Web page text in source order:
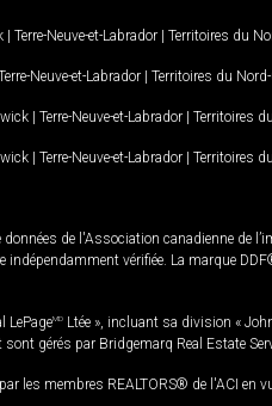
| Terre-Neuve-et-Labrador | Territoires du
Neuve-et-Labrador | Territoires du
| Terre-Neuve-et-Labrador | Territoires
| Terre-Neuve-et-Labrador | Territoires
de l'Association canadienne de
vérifiée. La marque
LePageMD Ltée », incluant sa division «
gérés par Bridgemarq Real Estate
membres REALTORS® de l'ACI en